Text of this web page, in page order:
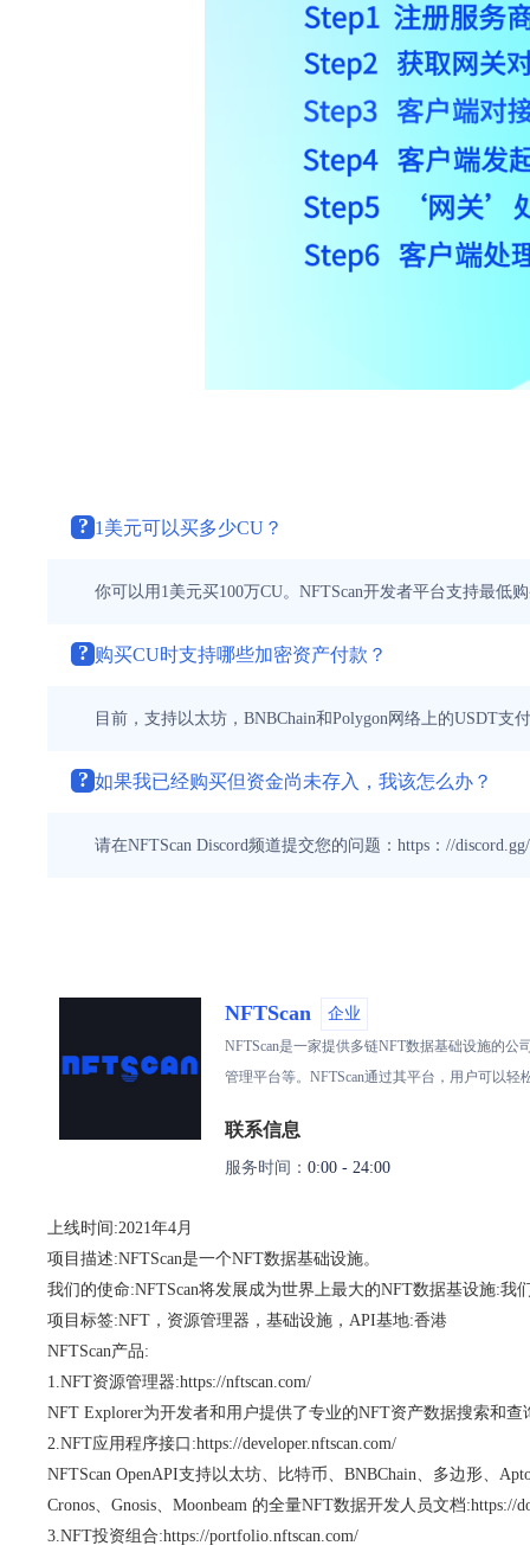
? 1美元可以买多少CU？
你可以用1美元买100万CU。NFTScan开发者平台支持最低
? 购买CU时支持哪些加密资产付款？
目前，支持以太坊，BNBChain和Polygon网络上的USDT支
? 如果我已经购买但资金尚未存入，我该怎么办？
请在NFTScan Discord频道提交您的问题：https：//
NFTScan 企业
NFTScan是一家提供多链NFT数据基础设施的
管理平台等。NFTScan通过其平台，用户可以
联系信息
服务时间： 0:00 - 24:00
上线时间:2021年4月
项目描述:NFTScan是一个NFT数据基础设施。
我们的使命:NFTScan将发展成为世界上最大的NFT数据基设施:我
项目标签:NFT，资源管理器，基础设施，API基地:香港
NFTScan产品:
1.NFT资源管理器:https://nftscan.com/
NFT Explorer为开发者和用户提供了专业的NFT资产数据搜索和
2.NFT应用程序接口:https://developer.nftscan.com/
NFTScan OpenAPI支持以太坊、比特币、BNBChain、多边形、
Cronos、Gnosis、Moonbeam 的全量NFT数据开发人员文档:https://
3.NFT投资组合:https://portfolio.nftscan.com/